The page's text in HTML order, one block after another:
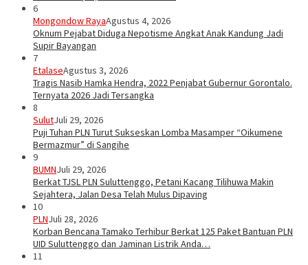
6
Mongondow RayaAgustus 4, 2026
Oknum Pejabat Diduga Nepotisme Angkat Anak Kandung Jadi
Supir Bayangan
7
EtalaseAgustus 3, 2026
Tragis Nasib Hamka Hendra, 2022 Penjabat Gubernur Gorontalo.
Ternyata 2026 Jadi Tersangka
8
SulutJuli 29, 2026
Puji Tuhan PLN Turut Sukseskan Lomba Masamper “Oikumene
Bermazmur” di Sangihe
9
BUMNJuli 29, 2026
Berkat TJSL PLN Suluttenggo, Petani Kacang Tilihuwa Makin
Sejahtera, Jalan Desa Telah Mulus Dipaving
10
PLNJuli 28, 2026
Korban Bencana Tamako Terhibur Berkat 125 Paket Bantuan PLN
UID Suluttenggo dan Jaminan Listrik Anda…
11